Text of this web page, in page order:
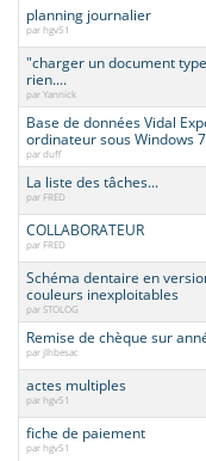
planning journalier
par hgv51
"charger un document
rien....
par Yannick
Base de données Vidal
ordinateur sous Windows
par duff
La liste des tâches...
par FRED
COLLABORATEUR
par FRED
Schéma dentaire en
couleurs inexploitables
par STOLOG
Remise de chèque sur
par jlhbesac
actes multiples
par hgv51
fiche de paiement
par hgv51